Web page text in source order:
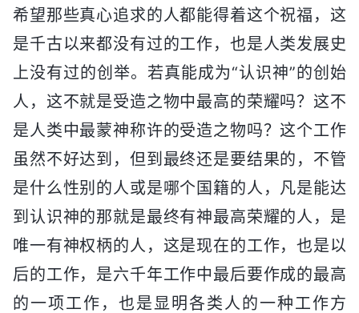
希望那些真心追求的人都能得着这个祝福，这
是千古以来都没有过的工作，也是人类发展史
上没有过的创举。若真能成为“认识神”的创始
人，这不就是受造之物中最高的荣耀吗？这不
是人类中最蒙神称许的受造之物吗？这个工作
虽然不好达到，但到最终还是要结果的，不管
是什么性别的人或是哪个国籍的人，凡是能达
到认识神的那就是最终有神最高荣耀的人，是
唯一有神权柄的人，这是现在的工作，也是以
后的工作，是六千年工作中最后要作成的最高
的一项工作，也是显明各类人的一种工作方